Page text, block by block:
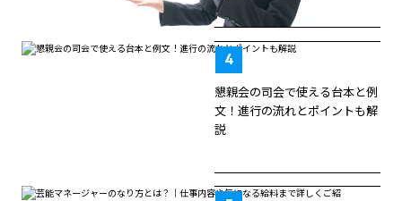
懇親会の司会で使える台本と例
文！進行の流れとポイントも解
説